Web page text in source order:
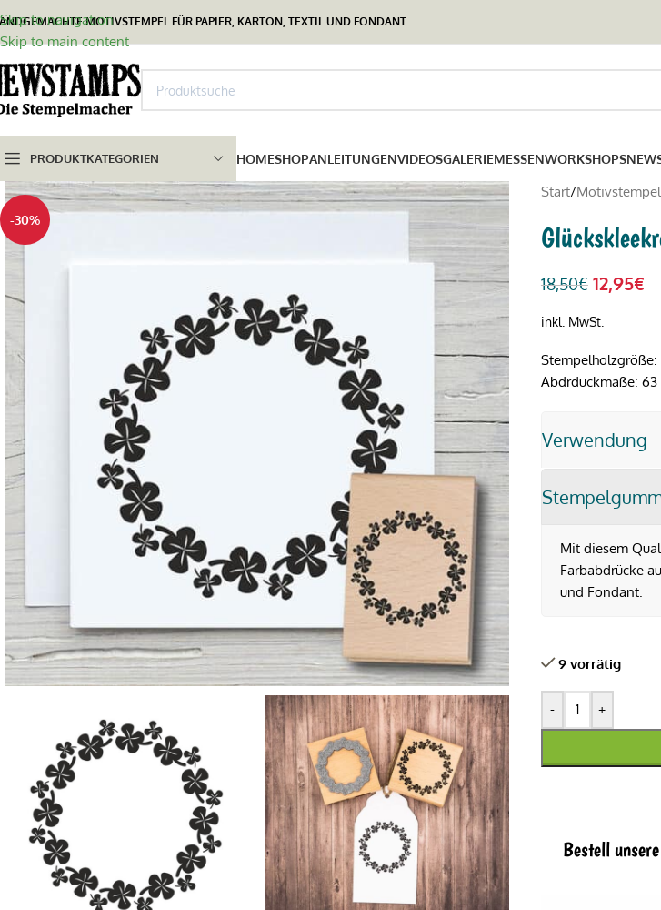
Skip to navigation
Skip to main content
MOTIVSTEMPEL FÜR PAPIER, KARTON, TEXTIL UND FONDANT...
PRODUKTKATEGORIEN HOMESHOPANLEITUNGENVIDEOSGALERIEMESSENWORKSHOPS
-30%
Start/Motivstempel
18,50€ 12,95€
inkl. MwSt.
Abdrduckmaße:
Verwendung
Mit diesem
Farbabdrücke
und Fondant.
9 vorrätig
- +
Bestell